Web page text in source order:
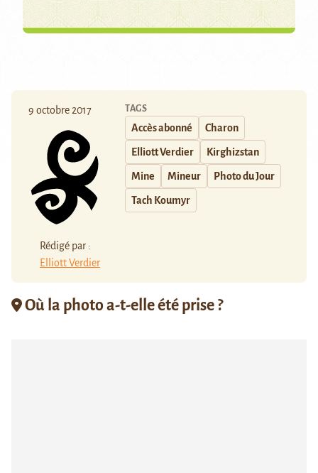
9 octobre 2017
Rédigé par :
Elliott Verdier
TAGS
Accès abonné Charon
Elliott Verdier Kirghizstan
Mine Mineur Photo du Jour
Tach Koumyr
Où la photo a-t-elle été prise ?